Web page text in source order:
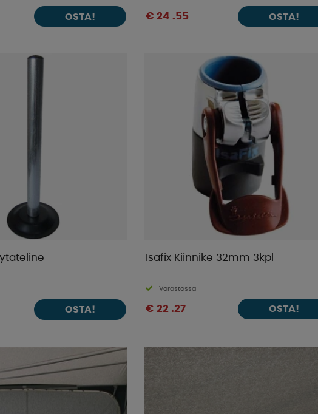
OSTA! € 24 .55 OSTA!
OSTA!
Isafix Kiinnike 32mm 3kpl
Varastossa
€ 22 .27 OSTA!